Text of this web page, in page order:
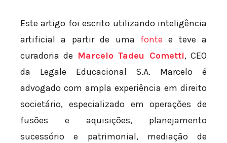
Este artigo foi escrito utilizando inteligência
artificial a partir de uma fonte e teve a
curadoria de Marcelo Tadeu Cometti, CEO
da Legale Educacional S.A. Marcelo é
advogado com ampla experiência em direito
societário, especializado em operações de
fusões e aquisições, planejamento
sucessório e patrimonial, mediação de